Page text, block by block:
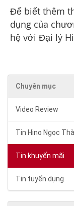
Để biết thêm
dụng của
hệ với Đại lý
Chuyên mục
Video Review
Tin Hino Ngọc
Tin khuyến mãi
Tin tuyển dụng